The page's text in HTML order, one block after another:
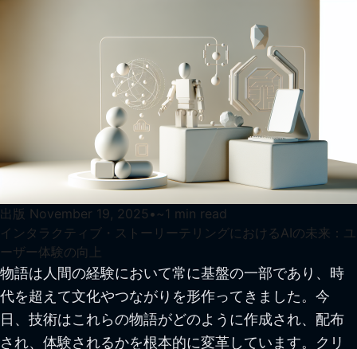
出版 November 19, 2025 • ~1 min read
インタラクティブ・ストーリーテリングにおけるAIの未来：ユ
ーザー体験の向上
物語は人間の経験において常に基盤の一部であり、時
代を超えて文化やつながりを形作ってきました。今
日、技術はこれらの物語がどのように作成され、配布
され、体験されるかを根本的に変革しています。クリ